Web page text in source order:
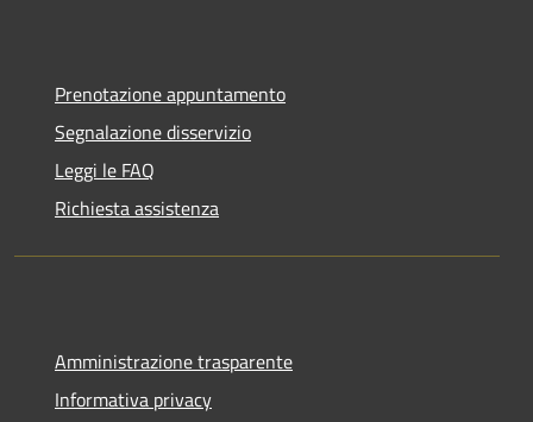
Prenotazione appuntamento
Segnalazione disservizio
Leggi le FAQ
Richiesta assistenza
Amministrazione trasparente
Informativa privacy